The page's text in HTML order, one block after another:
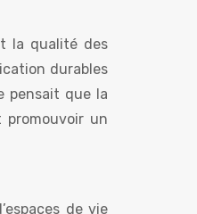
la qualité des
durables
pensait que la
promouvoir un
de vie